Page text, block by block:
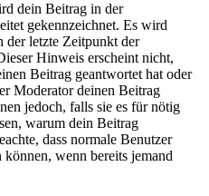
dein Beitrag in der
gekennzeichnet. Es wird
der letzte Zeitpunkt der
Hinweis erscheint nicht,
Beitrag geantwortet hat oder
Moderator deinen Beitrag
jedoch, falls sie es für nötig
warum dein Beitrag
dass normale Benutzer
wenn bereits jemand